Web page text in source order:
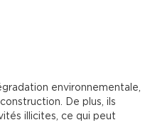
environnementale,
De plus, ils
illicites, ce qui peut